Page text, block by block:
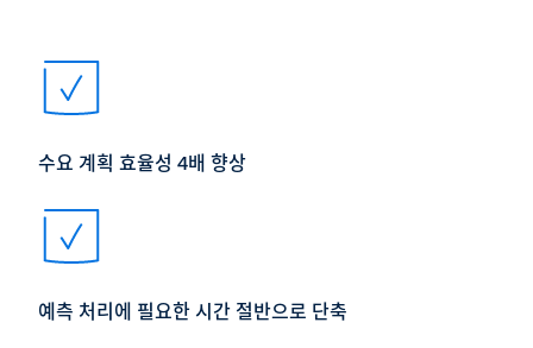
수요 계획 효율성 4배 향상
예측 처리에 필요한 시간 절반으로 단축